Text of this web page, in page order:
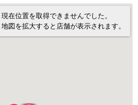
現在位置を取得できませんでした。
地図を拡大すると店舗が表示されます。